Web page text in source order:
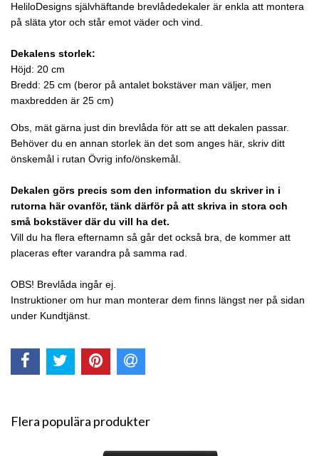
HeliloDesigns självhäftande brevlådedekaler är enkla att montera
på släta ytor och står emot väder och vind.
Dekalens storlek:
Höjd: 20 cm
Bredd: 25 cm (beror på antalet bokstäver man väljer, men
maxbredden är 25 cm)
Obs, mät gärna just din brevlåda för att se att dekalen passar.
Behöver du en annan storlek än det som anges här, skriv ditt
önskemål i rutan Övrig info/önskemål.
Dekalen görs precis som den information du skriver in i
rutorna här ovanför, tänk därför på att skriva in stora och
små bokstäver där du vill ha det.
Vill du ha flera efternamn så går det också bra, de kommer att
placeras efter varandra på samma rad.
OBS! Brevlåda ingår ej.
Instruktioner om hur man monterar dem finns längst ner på sidan
under Kundtjänst.
Flera populära produkter